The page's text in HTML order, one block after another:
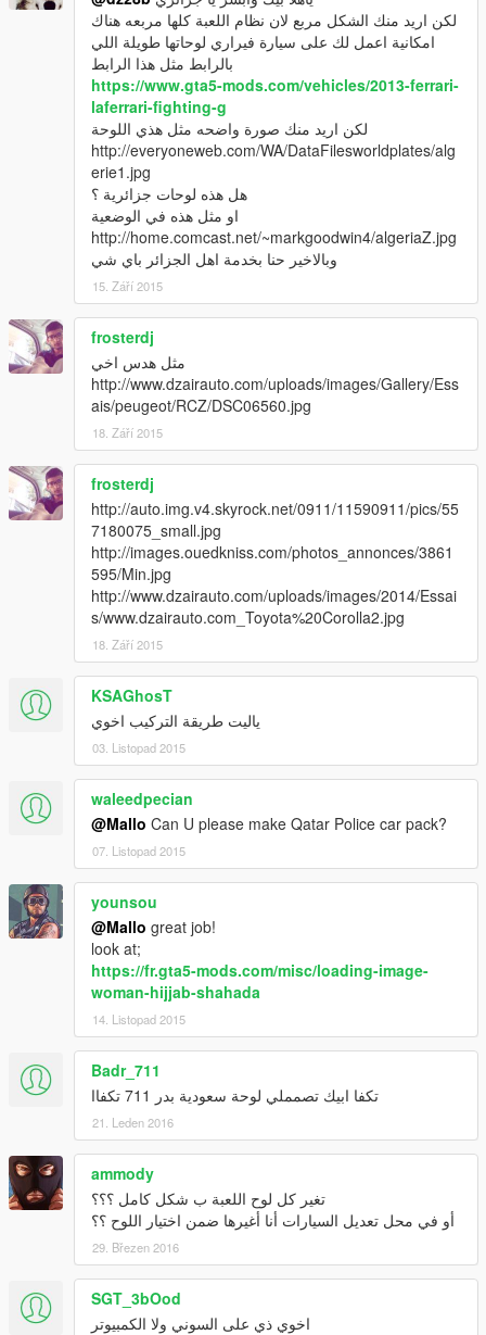
لكن اريد منك الشكل مربع لان نظام اللعبة كلها مربعه هناك
امكانية اعمل لك على سيارة فيراري لوحاتها طويلة اللي
بالرابط مثل هذا الرابط
https://www.gta5-mods.com/vehicles/2013-ferrari-
laferrari-fighting-g
لكن اريد منك صورة واضحه مثل هذي اللوحة
http://everyoneweb.com/WA/DataFilesworldplates/alg
erie1.jpg
هل هذه لوحات جزائرية ؟
او مثل هذه في الوضعية
http://home.comcast.net/~markgoodwin4/algeriaZ.jpg
وبالاخير حنا بخدمة اهل الجزائر باي شي
15. Září 2015
frosterdj
مثل هدس اخي
http://www.dzairauto.com/uploads/images/Gallery/Ess
ais/peugeot/RCZ/DSC06560.jpg
18. Září 2015
frosterdj
http://auto.img.v4.skyrock.net/0911/11590911/pics/55
7180075_small.jpg
http://images.ouedkniss.com/photos_annonces/3861
595/Min.jpg
http://www.dzairauto.com/uploads/images/2014/Essai
s/www.dzairauto.com_Toyota%20Corolla2.jpg
18. Září 2015
KSAGhosT
ياليت طريقة التركيب اخوي
03. Listopad 2015
waleedpecian
@Mallo Can U please make Qatar Police car pack?
07. Listopad 2015
younsou
@Mallo great job!
look at;
https://fr.gta5-mods.com/misc/loading-image-
woman-hijjab-shahada
14. Listopad 2015
Badr_711
تكفا ابيك تصمملي لوحة سعودية بدر 711 تكفاا
21. Leden 2016
ammody
تغير كل لوح اللعبة ب شكل كامل ؟؟؟
أو في محل تعديل السيارات أنا أغيرها ضمن اختيار اللوح ؟؟
29. Březen 2016
SGT_3bOod
اخوي ذي على السوني ولا الكمبيوتر